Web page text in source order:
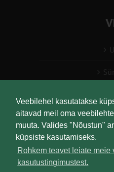
Veebilehel kasutatakse
aitavad meil oma
muuta. Valides "Nõustun"
küpsiste kasutamiseks.
Rohkem teavet leiate meie
kasutustingimustest.
Liitu